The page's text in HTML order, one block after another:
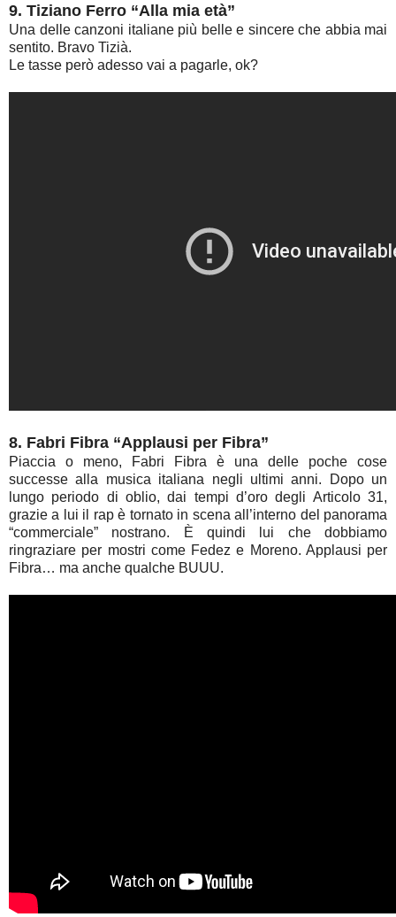
9. Tiziano Ferro “Alla mia età”
Una delle canzoni italiane più belle e sincere che abbia mai
sentito. Bravo Tizià.
Le tasse però adesso vai a pagarle, ok?
8. Fabri Fibra “Applausi per Fibra”
Piaccia o meno, Fabri Fibra è una delle poche cose
successe alla musica italiana negli ultimi anni. Dopo un
lungo periodo di oblio, dai tempi d’oro degli Articolo 31,
grazie a lui il rap è tornato in scena all’interno del panorama
“commerciale” nostrano. È quindi lui che dobbiamo
ringraziare per mostri come Fedez e Moreno. Applausi per
Fibra… ma anche qualche BUUU.